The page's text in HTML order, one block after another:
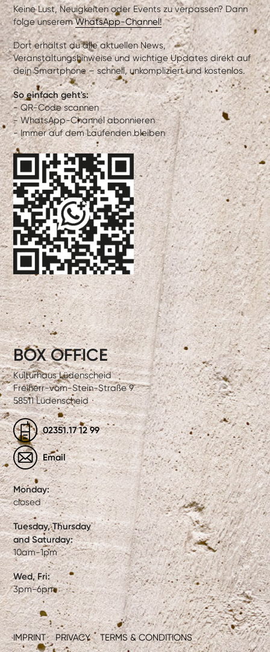
Keine Lust, Neuigkeiten oder Events zu verpassen? Dann
folge unseremWhatsApp-Channel!
Dort erhältst du alle aktuellen News,
Veranstaltungshinweise und wichtige Updates direkt auf
dein Smartphone – schnell, unkompliziert und kostenlos.
So einfach geht's:
- QR-Code scannen
- WhatsApp-Channel abonnieren
- Immer auf dem Laufenden bleiben
IMPRINT PRIVACY TERMS & CONDITIONS
BOX OFFICE
Kulturhaus Lüdenscheid
Freiherr-vom-Stein-Straße 9
58511 Lüdenscheid
02351.17 12 99
Email
Monday:
closed
Tuesday, Thursday
and Saturday:
10am-1pm
Wed, Fri:
3pm-6pm